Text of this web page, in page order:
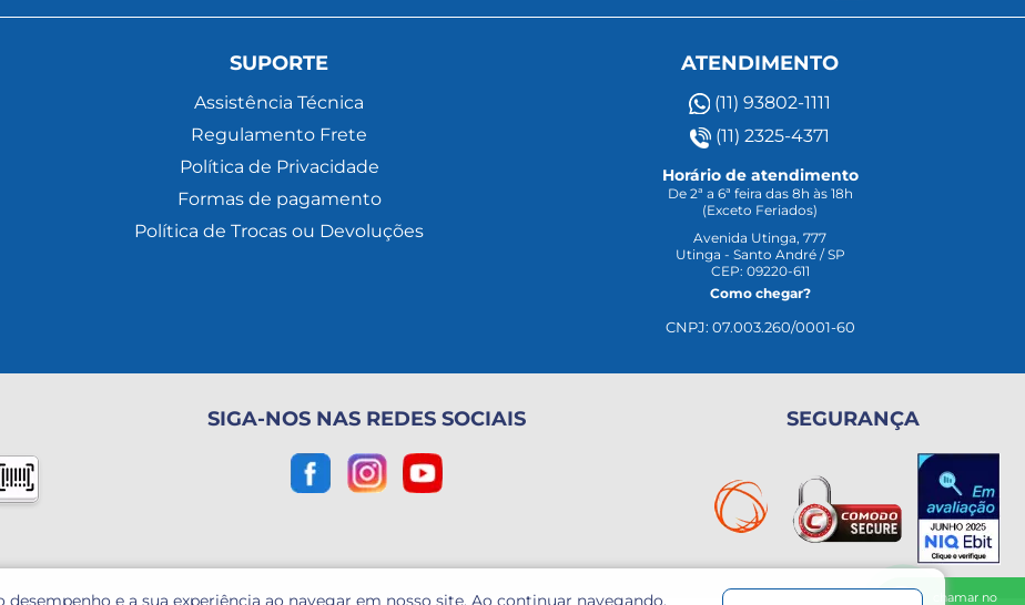
chamar no
e a sua experiência ao navegar em nosso site. Ao continuar navegando,
SUPORTE
Assistência Técnica
Regulamento Frete
Política de Privacidade
Formas de pagamento
Política de Trocas ou Devoluções
ATENDIMENTO
(11) 93802-1111
(11) 2325-4371
Horário de atendimento
De 2ª a 6ª feira das 8h às 18h
(Exceto Feriados)
Avenida Utinga, 777
Utinga - Santo André / SP
CEP: 09220-611
Como chegar?
CNPJ: 07.003.260/0001-60
SIGA-NOS NAS REDES SOCIAIS SEGURANÇA